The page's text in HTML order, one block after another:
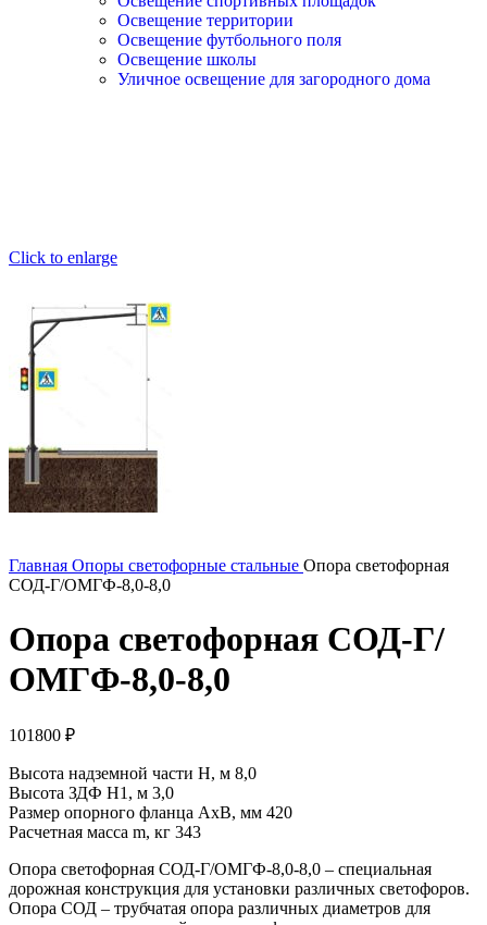
Освещение территории
Освещение футбольного поля
Освещение школы
Уличное освещение для загородного дома
Click to enlarge
Главная Опоры светофорные стальные Опора светофорная
СОД-Г/ОМГФ-8,0-8,0
Опора светофорная СОД-Г/
ОМГФ-8,0-8,0
101800 ₽
Высота надземной части H, м 8,0
Высота ЗДФ Н1, м 3,0
Размер опорного фланца AxB, мм 420
Расчетная масса m, кг 343
Опора светофорная СОД-Г/ОМГФ-8,0-8,0 – специальная
дорожная конструкция для установки различных светофоров.
Опора СОД – трубчатая опора различных диаметров для